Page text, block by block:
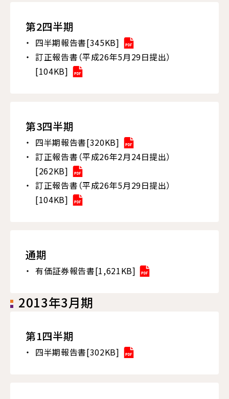
第2四半期
四半期報告書[345KB]
訂正報告書（平成26年5月29日提出）
[104KB]
第3四半期
四半期報告書[320KB]
訂正報告書（平成26年2月24日提出）
[262KB]
訂正報告書（平成26年5月29日提出）
[104KB]
通期
有価証券報告書[1,621KB]
2013年3月期
第1四半期
四半期報告書[302KB]